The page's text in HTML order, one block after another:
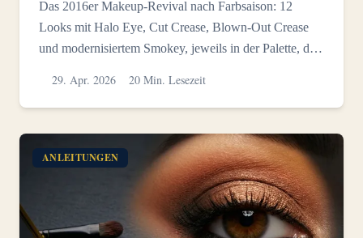
Das 2016er Makeup-Revival nach Farbsaison: 12
Looks mit Halo Eye, Cut Crease, Blown-Out Crease
und modernisiertem Smokey, jeweils in der Palette, die
29. Apr. 2026 20 Min. Lesezeit
ANLEITUNGEN